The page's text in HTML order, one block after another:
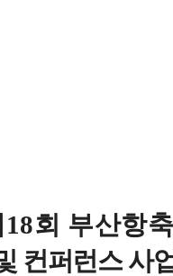
18회 부산항
컨퍼런스 사